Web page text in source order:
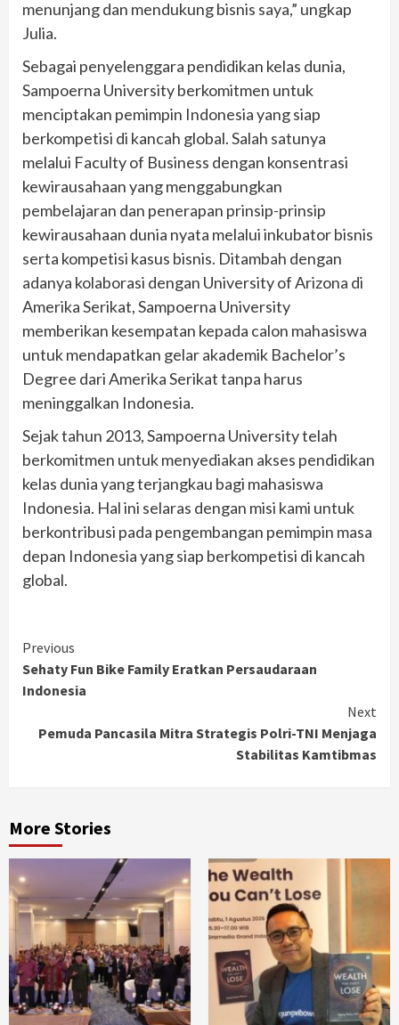
menunjang dan mendukung bisnis saya,” ungkap
Julia.
Sebagai penyelenggara pendidikan kelas dunia,
Sampoerna University berkomitmen untuk
menciptakan pemimpin Indonesia yang siap
berkompetisi di kancah global. Salah satunya
melalui Faculty of Business dengan konsentrasi
kewirausahaan yang menggabungkan
pembelajaran dan penerapan prinsip-prinsip
kewirausahaan dunia nyata melalui inkubator bisnis
serta kompetisi kasus bisnis. Ditambah dengan
adanya kolaborasi dengan University of Arizona di
Amerika Serikat, Sampoerna University
memberikan kesempatan kepada calon mahasiswa
untuk mendapatkan gelar akademik Bachelor’s
Degree dari Amerika Serikat tanpa harus
meninggalkan Indonesia.
Sejak tahun 2013, Sampoerna University telah
berkomitmen untuk menyediakan akses pendidikan
kelas dunia yang terjangkau bagi mahasiswa
Indonesia. Hal ini selaras dengan misi kami untuk
berkontribusi pada pengembangan pemimpin masa
depan Indonesia yang siap berkompetisi di kancah
global.
Continue
Reading
Previous
Sehaty Fun Bike Family Eratkan Persaudaraan
Indonesia
Next
Pemuda Pancasila Mitra Strategis Polri-TNI Menjaga
Stabilitas Kamtibmas
More Stories